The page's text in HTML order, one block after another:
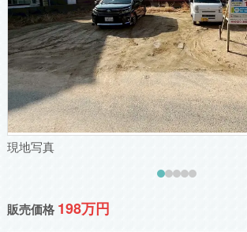
現地写真
販売価格 198万円
SNSで最新情報をチェック